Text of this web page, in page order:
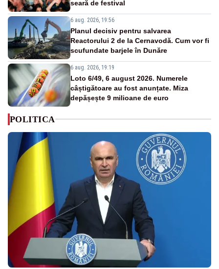
seară de festival
6 aug. 2026, 19:56
Planul decisiv pentru salvarea
Reactorului 2 de la Cernavodă. Cum vor fi
scufundate barjele în Dunăre
6 aug. 2026, 19:19
Loto 6/49, 6 august 2026. Numerele
câștigătoare au fost anunțate. Miza
depășește 9 milioane de euro
POLITICA